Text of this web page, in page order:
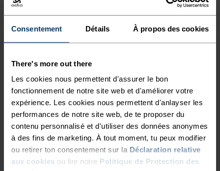
Consentement Détails À propos des cookies
There's more out there
Les cookies nous permettent d'assurer le bon
fonctionnement de notre site web et d'améliorer votre
expérience. Les cookies nous permettent d'anlayser les
performances de notre site web, de te proposer du
contenu personnalisé et d'utiliser des données anonymes
à des fins de marketing. À tout moment, tu peux modifier
ou retirer ton consentement sur la Déclaration relative
aux cookies ou lire notre Politique de Protection des
DES ÉCHAPPÉES AU-DELÀ
DES SAISONS.
Vêtements de cyclisme conçus pour le confort.
Inspirés par la route, toutes les routes.
NIVEAU D'ACTIVITÉ